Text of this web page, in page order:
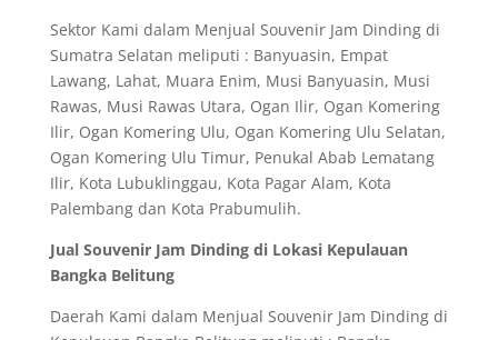
Sektor Kami dalam Menjual Souvenir Jam Dinding di
Sumatra Selatan meliputi : Banyuasin, Empat
Lawang, Lahat, Muara Enim, Musi Banyuasin, Musi
Rawas, Musi Rawas Utara, Ogan Ilir, Ogan Komering
Ilir, Ogan Komering Ulu, Ogan Komering Ulu Selatan,
Ogan Komering Ulu Timur, Penukal Abab Lematang
Ilir, Kota Lubuklinggau, Kota Pagar Alam, Kota
Palembang dan Kota Prabumulih.
Jual Souvenir Jam Dinding di Lokasi Kepulauan
Bangka Belitung
Daerah Kami dalam Menjual Souvenir Jam Dinding di